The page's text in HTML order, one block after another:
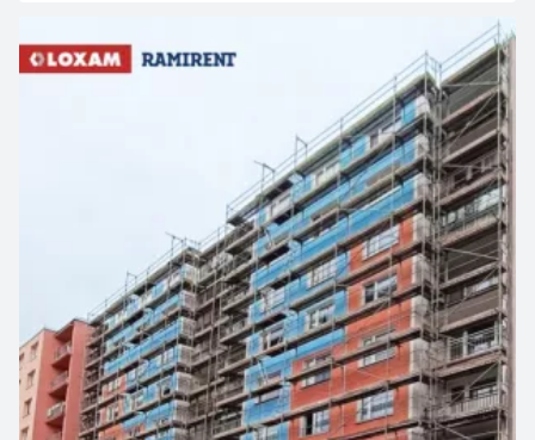
realizace, navíc s jedinečným výhledem na dominantu
regionu Ještěd.